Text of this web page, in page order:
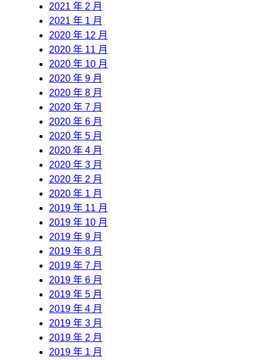
2021 年 2 月
2021 年 1 月
2020 年 12 月
2020 年 11 月
2020 年 10 月
2020 年 9 月
2020 年 8 月
2020 年 7 月
2020 年 6 月
2020 年 5 月
2020 年 4 月
2020 年 3 月
2020 年 2 月
2020 年 1 月
2019 年 11 月
2019 年 10 月
2019 年 9 月
2019 年 8 月
2019 年 7 月
2019 年 6 月
2019 年 5 月
2019 年 4 月
2019 年 3 月
2019 年 2 月
2019 年 1 月